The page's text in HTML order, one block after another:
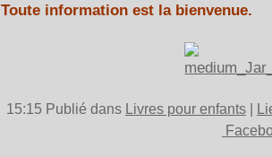
Toute information est la bienvenue.
15:15 Publié dans Livres pour enfants|